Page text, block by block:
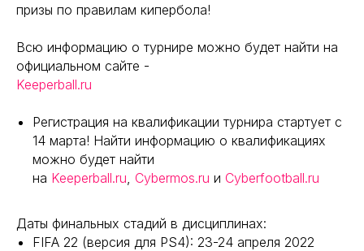
призы по правилам кипербола!
Всю информацию о турнире можно будет найти на
официальном сайте -
Keeperball.ru
Регистрация на квалификации турнира стартует с
14 марта! Найти информацию о квалификациях
можно будет найти
на Keeperball.ru, Cybermos.ru и Cyberfootball.ru
Даты финальных стадий в дисциплинах:
FIFA 22 (версия для PS4): 23-24 апреля 2022